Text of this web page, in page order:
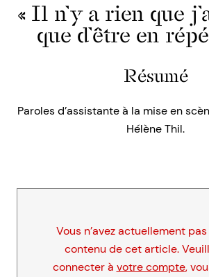
« Il n’y a rien que
que d’être en
Résumé
Paroles d’assistante à la mise en
Hélène Thil.
Vous n’avez actuellement
contenu de cet article.
connecter à votre compte,